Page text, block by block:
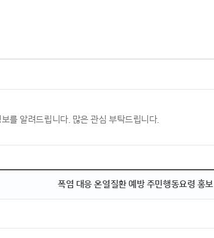
를 알려드립니다. 많은 관심 부탁드립니다.
폭염 대응 온열질환 예방 주민행동요령 홍보